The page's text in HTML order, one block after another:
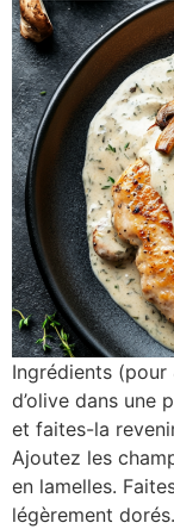
Ingrédients (pour
d’olive dans une
et faites-la
Ajoutez les
en lamelles.
légèrement